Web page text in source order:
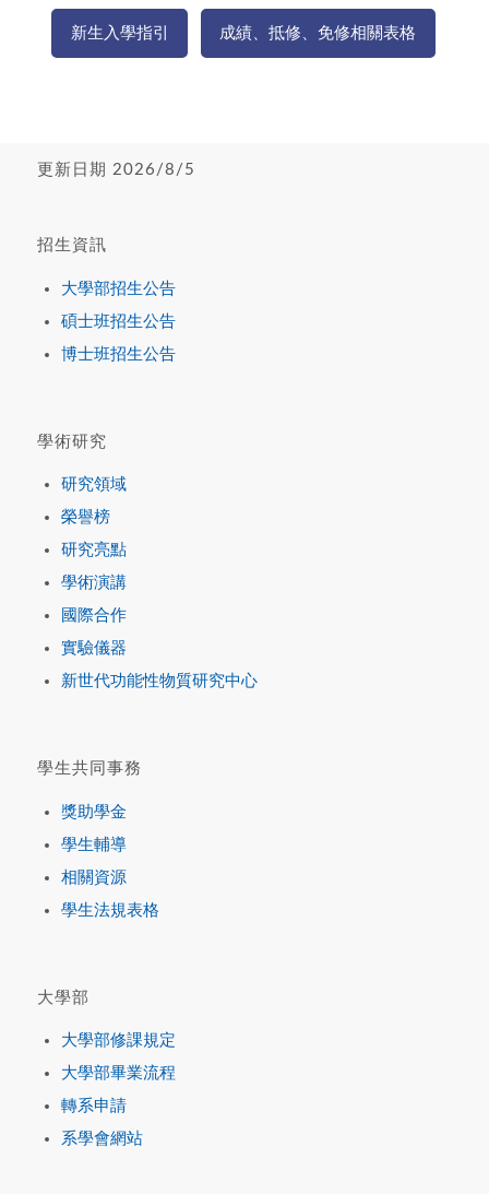
新生入學指引 成績、抵修、免修相關表格
更新日期 2026/8/5
招生資訊
大學部招生公告
碩士班招生公告
博士班招生公告
學術研究
研究領域
榮譽榜
研究亮點
學術演講
國際合作
實驗儀器
新世代功能性物質研究中心
學生共同事務
獎助學金
學生輔導
相關資源
學生法規表格
大學部
大學部修課規定
大學部畢業流程
轉系申請
系學會網站